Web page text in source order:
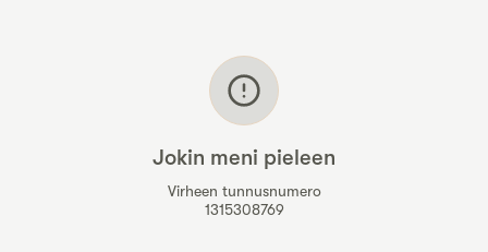
Jokin meni pieleen
Virheen tunnusnumero
1315308769